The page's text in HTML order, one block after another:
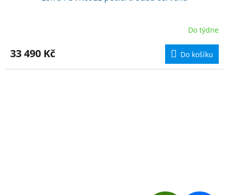
A
R
M
A
Do týdne
33 490 Kč Do košíku